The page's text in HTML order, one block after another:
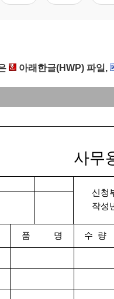
아래한글(HWP) 파일,
사무
신청
작성
품 명 수 량